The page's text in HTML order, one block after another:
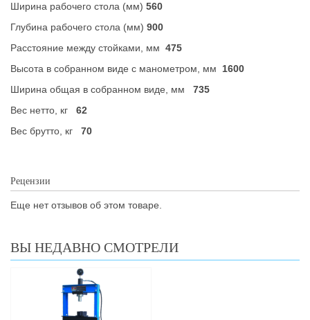
Ширина рабочего стола (мм) 560
Глубина рабочего стола (мм) 900
Расстояние между стойками, мм 475
Высота в собранном виде с манометром, мм 1600
Ширина общая в собранном виде, мм 735
Вес нетто, кг 62
Вес брутто, кг 70
Рецензии
Еще нет отзывов об этом товаре.
ВЫ НЕДАВНО СМОТРЕЛИ